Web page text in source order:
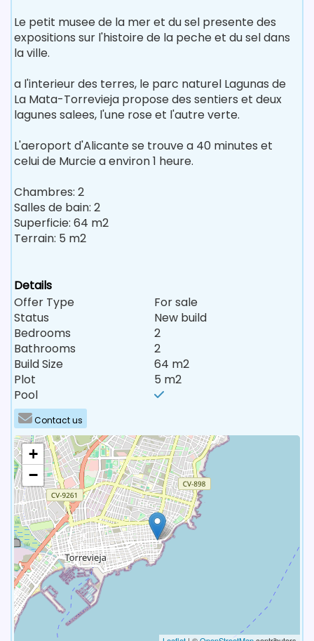
Le petit musee de la mer et du sel presente des
expositions sur l'histoire de la peche et du sel dans
la ville.
a l'interieur des terres, le parc naturel Lagunas de
La Mata-Torrevieja propose des sentiers et deux
lagunes salees, l'une rose et l'autre verte.
L'aeroport d'Alicante se trouve a 40 minutes et
celui de Murcie a environ 1 heure.
Chambres: 2
Salles de bain: 2
Superficie: 64 m2
Terrain: 5 m2
Details
Offer Type
For sale
Status
New build
Bedrooms
2
Bathrooms
2
Build Size
64 m2
Plot
5 m2
Pool
Contact us
+
−